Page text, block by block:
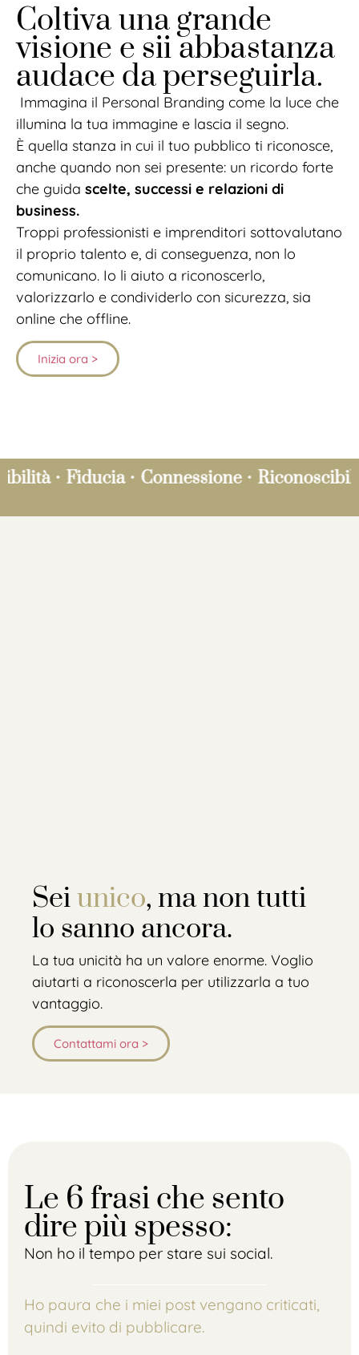
Coltiva una grande
visione e sii abbastanza
audace da perseguirla.
Immagina il Personal Branding come la luce che
illumina la tua immagine e lascia il segno.
È quella stanza in cui il tuo pubblico ti riconosce,
anche quando non sei presente: un ricordo forte
che guida scelte, successi e relazioni di
business.
Troppi professionisti e imprenditori sottovalutano
il proprio talento e, di conseguenza, non lo
comunicano. Io li aiuto a riconoscerlo,
valorizzarlo e condividerlo con sicurezza, sia
online che offline.
Inizia ora >
• Fiducia• Connessione•
Seiunico, ma non tutti
lo sanno ancora.
La tua unicità ha un valore enorme. Voglio
aiutarti a riconoscerla per utilizzarla a tuo
vantaggio.
Contattami ora >
Le 6 frasi che sento
dire più spesso:
Non ho il tempo per stare sui social.
Ho paura che i miei post vengano criticati,
quindi evito di pubblicare.